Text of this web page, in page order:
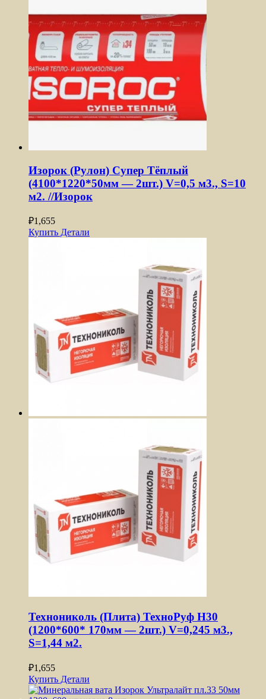
Изорок (Рулон) Супер Тёплый
(4100*1220*50мм — 2шт.) V=0,5 м3., S=10
м2. //Изорок
₽1,655
Купить Детали
Технониколь (Плита) ТехноРуф H30
(1200*600* 170мм — 2шт.) V=0,245 м3.,
S=1,44 м2.
₽1,655
Купить Детали